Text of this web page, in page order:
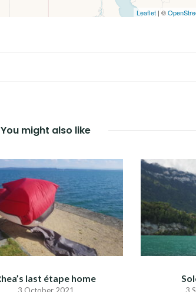
Leaflet| ©
You might also like
last étape home
3 October 2021 3